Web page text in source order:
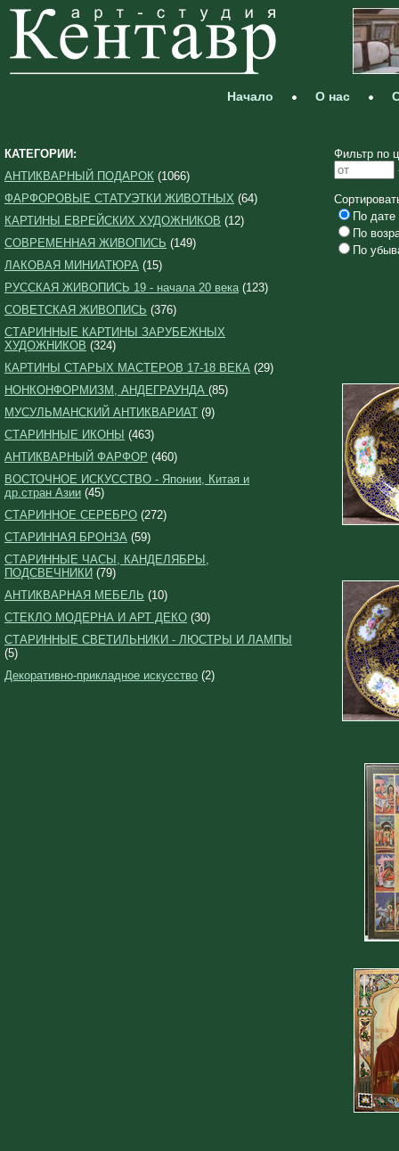
Начало О нас
КАТЕГОРИИ:
АНТИКВАРНЫЙ ПОДАРОК (1066)
ФАРФОРОВЫЕ СТАТУЭТКИ ЖИВОТНЫХ (64)
КАРТИНЫ ЕВРЕЙСКИХ ХУДОЖНИКОВ (12)
СОВРЕМЕННАЯ ЖИВОПИСЬ (149)
ЛАКОВАЯ МИНИАТЮРА (15)
РУССКАЯ ЖИВОПИСЬ 19 - начала 20 века(123)
СОВЕТСКАЯ ЖИВОПИСЬ (376)
СТАРИННЫЕ КАРТИНЫ ЗАРУБЕЖНЫХ
ХУДОЖНИКОВ (324)
КАРТИНЫ СТАРЫХ МАСТЕРОВ 17-18 ВЕКА (29)
НОНКОНФОРМИЗМ, АНДЕГРАУНДА (85)
МУСУЛЬМАНСКИЙ АНТИКВАРИАТ (9)
СТАРИННЫЕ ИКОНЫ (463)
АНТИКВАРНЫЙ ФАРФОР (460)
ВОСТОЧНОЕ ИСКУССТВО - Японии, Китая и
др.стран Азии (45)
СТАРИННОЕ СЕРЕБРО (272)
СТАРИННАЯ БРОНЗА (59)
СТАРИННЫЕ ЧАСЫ, КАНДЕЛЯБРЫ,
ПОДСВЕЧНИКИ (79)
АНТИКВАРНАЯ МЕБЕЛЬ (10)
СТЕКЛО МОДЕРНА И АРТ ДЕКО (30)
СТАРИННЫЕ СВЕТИЛЬНИКИ - ЛЮСТРЫ И ЛАМПЫ
(5)
Декоративно-прикладное искусство (2)
Фильтр по
По дате
По
По